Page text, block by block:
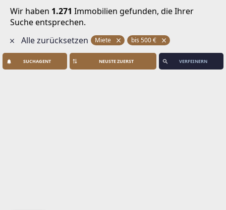
Wir haben 1.271 Immobilien gefunden, die Ihrer
Suche entsprechen.
Alle zurücksetzen
Miete bis 500€
SUCHAGENT VERFEINERN